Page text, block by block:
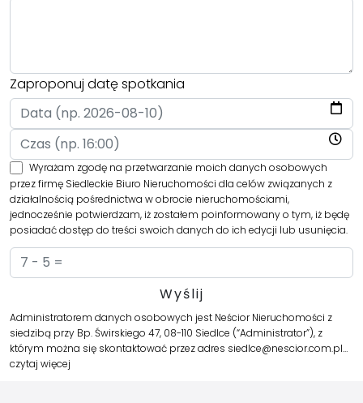
Zaproponuj datę spotkania
Wyrażam zgodę na przetwarzanie moich danych osobowych
przez firmę Siedleckie Biuro Nieruchomości dla celów związanych z
działalnością pośrednictwa w obrocie nieruchomościami,
jednocześnie potwierdzam, iż zostałem poinformowany o tym, iż będę
posiadać dostęp do treści swoich danych do ich edycji lub usunięcia.
Administratorem danych osobowych jest Neścior Nieruchomości z
siedzibą przy Bp. Świrskiego 47, 08-110 Siedlce (“Administrator”), z
którym można się skontaktować przez adres siedlce@nescior.com.pl…
czytaj więcej